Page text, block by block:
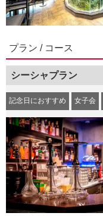
プラン / コース
シーシャプラン
記念日におすすめ 女子会